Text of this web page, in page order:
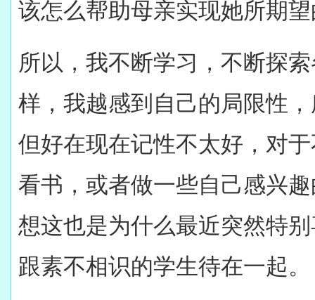
该怎么帮助母亲实现她所期
所以，我不断学习，不断探
样，我越感到自己的局限性
但好在现在记性不太好，对
看书，或者做一些自己感兴
想这也是为什么最近突然特
跟素不相识的学生待在一起。